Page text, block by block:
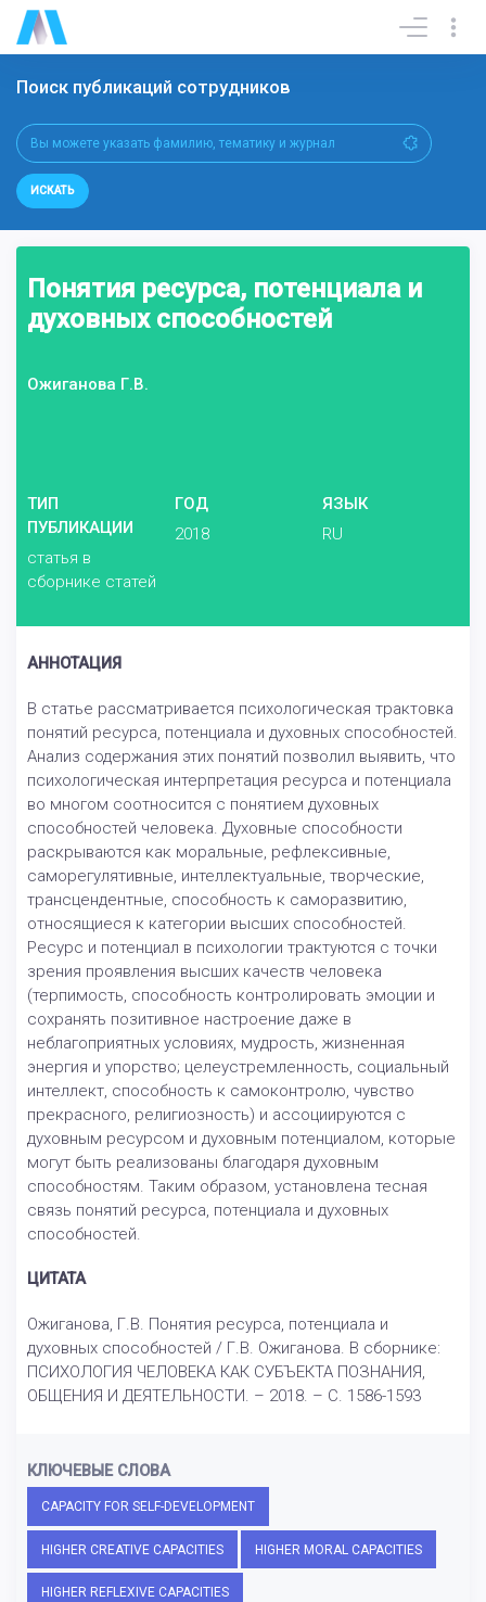
Поиск публикаций сотрудников
ИСКАТЬ
Понятия ресурса, потенциала и
духовных способностей
Ожиганова Г.В.
ТИП
ПУБЛИКАЦИИ
статья в
сборнике статей
ГОД
2018
ЯЗЫК
RU
АННОТАЦИЯ
В статье рассматривается психологическая трактовка
понятий ресурса, потенциала и духовных способностей.
Анализ содержания этих понятий позволил выявить, что
психологическая интерпретация ресурса и потенциала
во многом соотносится с понятием духовных
способностей человека. Духовные способности
раскрываются как моральные, рефлексивные,
саморегулятивные, интеллектуальные, творческие,
трансцендентные, способность к саморазвитию,
относящиеся к категории высших способностей.
Ресурс и потенциал в психологии трактуются с точки
зрения проявления высших качеств человека
(терпимость, способность контролировать эмоции и
сохранять позитивное настроение даже в
неблагоприятных условиях, мудрость, жизненная
энергия и упорство; целеустремленность, социальный
интеллект, способность к самоконтролю, чувство
прекрасного, религиозность) и ассоциируются с
духовным ресурсом и духовным потенциалом, которые
могут быть реализованы благодаря духовным
способностям. Таким образом, установлена тесная
связь понятий ресурса, потенциала и духовных
способностей.
ЦИТАТА
Ожиганова, Г.В. Понятия ресурса, потенциала и
духовных способностей / Г.В. Ожиганова. В сборнике:
ПСИХОЛОГИЯ ЧЕЛОВЕКА КАК СУБЪЕКТА ПОЗНАНИЯ,
ОБЩЕНИЯ И ДЕЯТЕЛЬНОСТИ. – 2018. – С. 1586-1593
КЛЮЧЕВЫЕ СЛОВА
CAPACITY FOR SELF-DEVELOPMENT
HIGHER CREATIVE CAPACITIES HIGHER MORAL CAPACITIES
HIGHER REFLEXIVE CAPACITIES